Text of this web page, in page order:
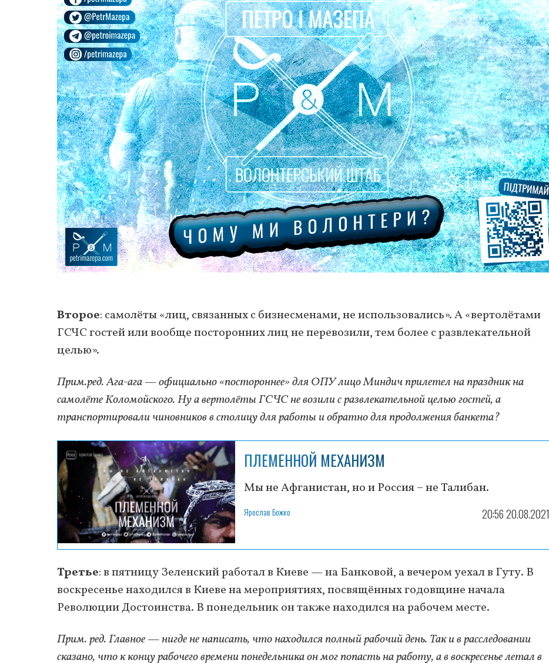
Второе: самолёты «лиц, связанных с бизнесменами, не использовались». А «вертолётами
ГСЧС гостей или вообще посторонних лиц не перевозили, тем более с развлекательной
целью».
Прим.ред. Ага-ага — официально «постороннее» для ОПУ лицо Миндич прилетел на праздник на
самолёте Коломойского. Ну а вертолёты ГСЧС не возили с развлекательной целью гостей, а
транспортировали чиновников в столицу для работы и обратно для продолжения банкета?
ПЛЕМЕННОЙ МЕХАНИЗМ
Мы не Афганистан, но и Россия – не Талибан.
Ярослав Божко 20:56 20.08.2021
Третье: в пятницу Зеленский работал в Киеве — на Банковой, а вечером уехал в Гуту. В
воскресенье находился в Киеве на мероприятиях, посвящённых годовщине начала
Революции Достоинства. В понедельник он также находился на рабочем месте.
Прим. ред. Главное — нигде не написать, что находился полный рабочий день. Так и в расследовании
сказано, что к концу рабочего времени понедельника он мог попасть на работу, а в воскресенье летал в